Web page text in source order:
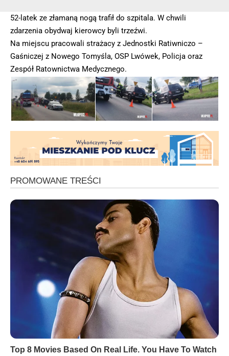
52-latek ze złamaną nogą trafił do szpitala. W chwili
zdarzenia obydwaj kierowcy byli trzeźwi.
Na miejscu pracowali strażacy z Jednostki Ratiwniczo –
Gaśniczej z Nowego Tomyśla, OSP Lwówek, Policja oraz
Zespół Ratownictwa Medycznego.